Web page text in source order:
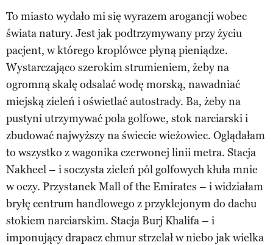
To miasto wydało mi się wyrazem arogancji wobec
świata natury. Jest jak podtrzymywany przy życiu
pacjent, w którego kroplówce płyną pieniądze.
Wystarczająco szerokim strumieniem, żeby na
ogromną skalę odsalać wodę morską, nawadniać
miejską zieleń i oświetlać autostrady. Ba, żeby na
pustyni utrzymywać pola golfowe, stok narciarski i
zbudować najwyższy na świecie wieżowiec. Oglądałam
to wszystko z wagonika czerwonej linii metra. Stacja
Nakheel – i soczysta zieleń pól golfowych kłuła mnie
w oczy. Przystanek Mall of the Emirates – i widziałam
bryłę centrum handlowego z przyklejonym do dachu
stokiem narciarskim. Stacja Burj Khalifa – i
imponujący drapacz chmur strzelał w niebo jak wielka